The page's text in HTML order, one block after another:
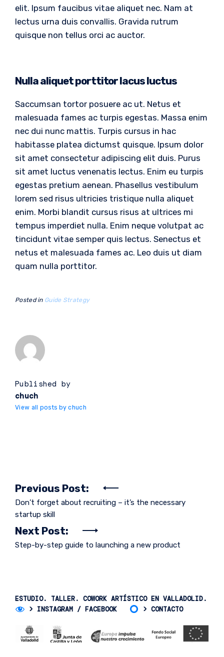
elit. Ipsum faucibus vitae aliquet nec. Nam at
lectus urna duis convallis. Gravida rutrum
quisque non tellus orci ac auctor.
Nulla aliquet porttitor lacus luctus
Saccumsan tortor posuere ac ut. Netus et
malesuada fames ac turpis egestas. Massa enim
nec dui nunc mattis. Turpis cursus in hac
habitasse platea dictumst quisque. Ipsum dolor
sit amet consectetur adipiscing elit duis. Purus
sit amet luctus venenatis lectus. Enim eu turpis
egestas pretium aenean. Phasellus vestibulum
lorem sed risus ultricies tristique nulla aliquet
enim. Morbi blandit cursus risus at ultrices mi
tempus imperdiet nulla. Enim neque volutpat ac
tincidunt vitae semper quis lectus. Senectus et
netus et malesuada fames ac. Leo duis ut diam
quam nulla porttitor.
Posted in Guide Strategy
Published by
chuch
View all posts by chuch
Post
navigation
Previous Post:
Don’t forget about recruiting – it’s the necessary
startup skill
Next Post:
Step-by-step guide to launching a new product
ESTUDIO. TALLER. COWORK ARTÍSTICO EN VALLADOLID.
> INSTAGRAM / FACEBOOK > CONTACTO